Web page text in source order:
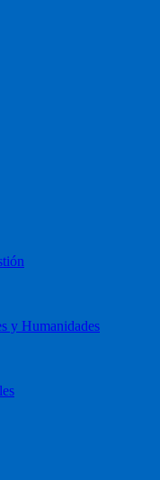
y Humanidades